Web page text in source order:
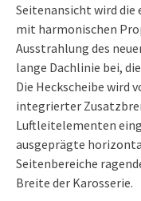
Seitenansicht wird
mit harmonischen
Ausstrahlung des
lange Dachlinie bei,
Die Heckscheibe wird
integrierter
Luftleitelementen
ausgeprägte
Seitenbereiche
Breite der Karosserie.